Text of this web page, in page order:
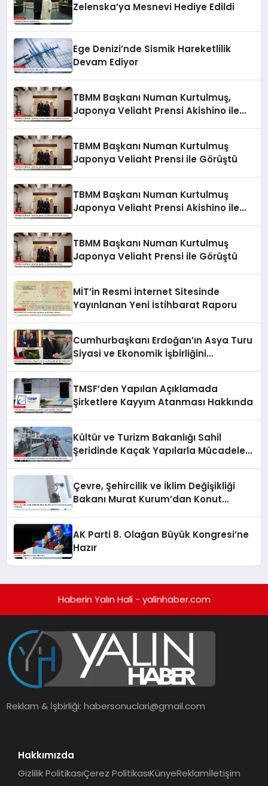
Zelenska’ya Mesnevi Hediye Edildi
Ege Denizi’nde Sismik Hareketlilik
Devam Ediyor
TBMM Başkanı Numan Kurtulmuş,
Japonya Veliaht Prensi Akishino ile
TBMM Başkanı Numan Kurtulmuş
Japonya Veliaht Prensi ile Görüştü
TBMM Başkanı Numan Kurtulmuş
Japonya Veliaht Prensi Akishino ile
TBMM Başkanı Numan Kurtulmuş
Japonya Veliaht Prensi ile Görüştü
MİT’in Resmi İnternet Sitesinde
Yayınlanan Yeni İstihbarat Raporu
Cumhurbaşkanı Erdoğan’ın Asya Turu
Siyasi ve Ekonomik İşbirliğini
TMSF’den Yapılan Açıklamada
Şirketlere Kayyım Atanması Hakkında
Kültür ve Turizm Bakanlığı Sahil
Şeridinde Kaçak Yapılarla Mücadele
Çevre, Şehircilik ve İklim Değişikliği
Bakanı Murat Kurum’dan Konut
AK Parti 8. Olağan Büyük Kongresi’ne
Hazır
Haberin Yalın Hali - yalinhaber.com
Reklam & İşbirliği:habersonuclari@gmail.com
Hakkımızda
Gizlilik PolitikasıÇerez PolitikasıKünyeReklamİletişim